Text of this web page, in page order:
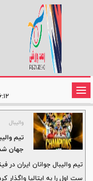
تغییر
وضعیت
ناوبری
والیبال
تیم
جهان
تیم والیبال جوانان ایران
ست اول را به ایتالیا